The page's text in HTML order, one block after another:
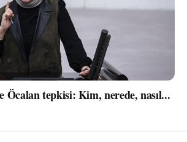
Öcalan tepkisi: Kim, nerede, nasıl...